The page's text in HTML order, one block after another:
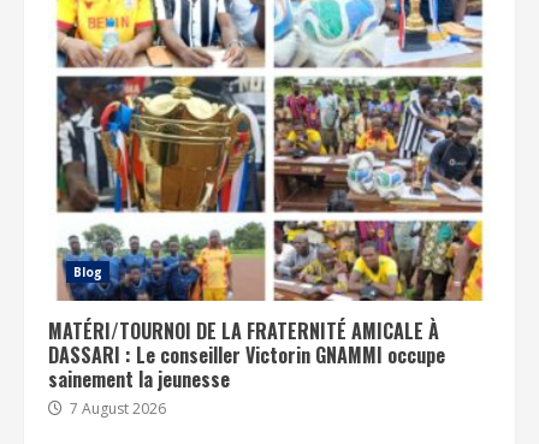
Blog
MATÉRI/TOURNOI DE LA FRATERNITÉ AMICALE À
DASSARI : Le conseiller Victorin GNAMMI occupe
sainement la jeunesse
7 August 2026